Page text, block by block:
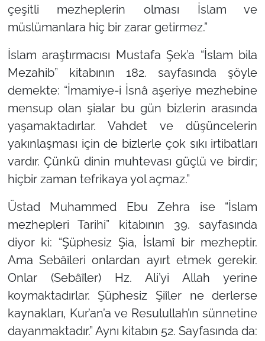
çeşitli mezheplerin olması İslam ve
müslümanlara hiç bir zarar getirmez.”
İslam araştırmacısı Mustafa Şek’a “İslam bila
Mezahib” kitabının 182. sayfasında şöyle
demekte: “İmamiye-i İsnâ aşeriye mezhebine
mensup olan şialar bu gün bizlerin arasında
yaşamaktadırlar. Vahdet ve düşüncelerin
yakınlaşması için de bizlerle çok sıkı irtibatları
vardır. Çünkü dinin muhtevası güçlü ve birdir;
hiçbir zaman tefrikaya yol açmaz.”
Üstad Muhammed Ebu Zehra ise “İslam
mezhepleri Tarihi” kitabının 39. sayfasında
diyor ki: “Şüphesiz Şia, İslamî bir mezheptir.
Ama Sebâîleri onlardan ayırt etmek gerekir.
Onlar (Sebâîler) Hz. Ali’yi Allah yerine
koymaktadırlar. Şüphesiz Şiîler ne derlerse
kaynakları, Kur’an’a ve Resulullah’ın sünnetine
dayanmaktadır.” Aynı kitabın 52. Sayfasında da: